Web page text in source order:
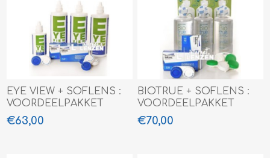
EYE VIEW + SOFLENS :
VOORDEELPAKKET
€63,00
BIOTRUE + SOFLENS :
VOORDEELPAKKET
€70,00